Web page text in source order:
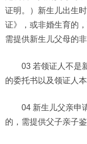
证明。）新生儿出生
证》，或非婚生育的
需提供新生儿父母的
03 若领证人不是
的委托书以及领证人
04 新生儿父亲申
的，需提供父子亲子鉴